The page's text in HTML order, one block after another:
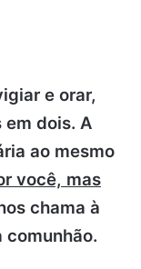
e orar,
em dois. A
ao mesmo
você, mas
chama à